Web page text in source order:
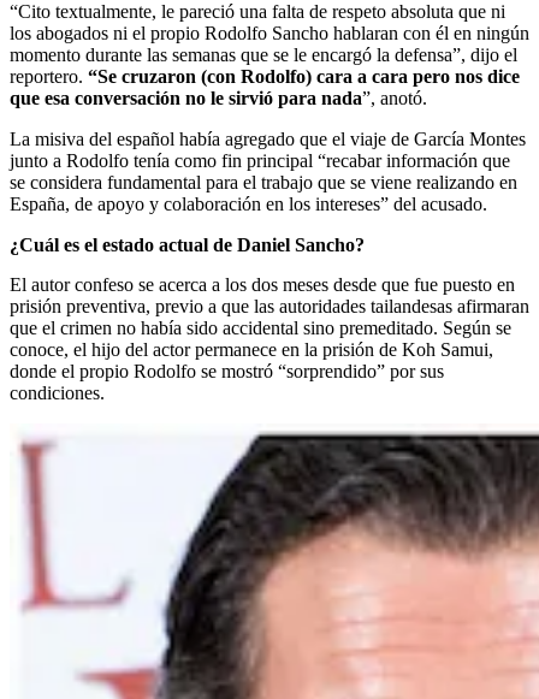
“Cito textualmente, le pareció una falta de respeto absoluta que ni
los abogados ni el propio Rodolfo Sancho hablaran con él en ningún
momento durante las semanas que se le encargó la defensa”, dijo el
reportero. “Se cruzaron (con Rodolfo) cara a cara pero nos dice
que esa conversación no le sirvió para nada”, anotó.
La misiva del español había agregado que el viaje de García Montes
junto a Rodolfo tenía como fin principal “recabar información que
se considera fundamental para el trabajo que se viene realizando en
España, de apoyo y colaboración en los intereses” del acusado.
¿Cuál es el estado actual de Daniel Sancho?
El autor confeso se acerca a los dos meses desde que fue puesto en
prisión preventiva, previo a que las autoridades tailandesas afirmaran
que el crimen no había sido accidental sino premeditado. Según se
conoce, el hijo del actor permanece en la prisión de Koh Samui,
donde el propio Rodolfo se mostró “sorprendido” por sus
condiciones.